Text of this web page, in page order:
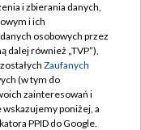
i zbierania danych,
i ich
osobowych przez
dalej również „TVP”),
Zaufanych
(w tym do
zainteresowań i
poniżej, a
PPID do Google.